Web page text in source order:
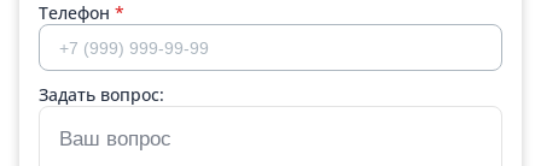
Телефон *
Задать вопрос: